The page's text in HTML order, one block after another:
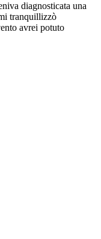
diagnosticata una
tranquillizzò
avrei potuto